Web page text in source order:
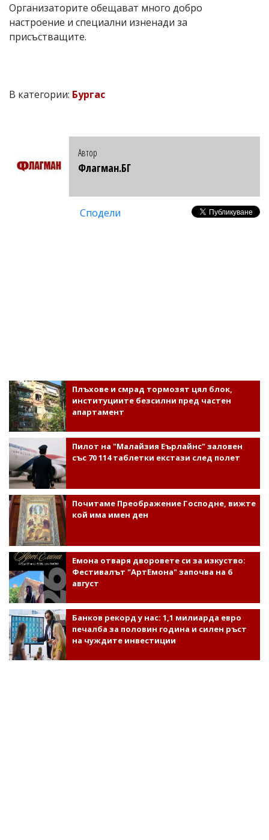
Организаторите обещават много добро
настроение и специални изненади за
присъстващите.
В категории: Бургас
Автор
Флагман.БГ
Сподели
Плъхове и смрад тормозят цял блок,
институциите безсилни пред частен
апартамент
Пилот на "Малайзия Еърлайнс" заловен
със 70 114 таблетки екстази след полет
Почитаме Преображение Господне, вижте
кой има имен ден
Емона отваря дворовете си за изкуство:
Фестивалът "АртЕмона" започва на 6
август
Банков рекорд у нас: 1,1 милиарда евро
печалба за половин година и силен ръст
на чуждите инвестиции